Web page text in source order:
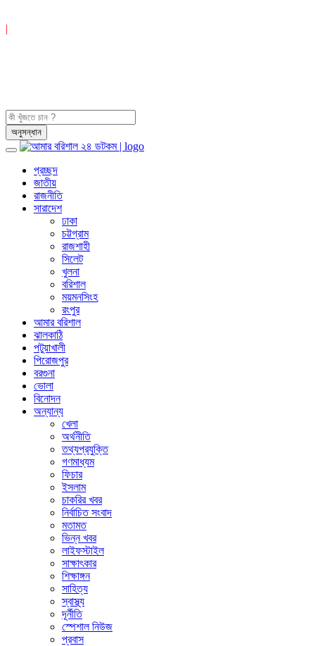
|
প্রচ্ছদ
জাতীয়
রাজনীতি
সারাদেশ
ঢাকা
চট্টগ্রাম
রাজশাহী
সিলেট
খুলনা
বরিশাল
ময়মনসিংহ
রংপুর
আমার বরিশাল
ঝালকাঠি
পটুয়াখালী
পিরোজপুর
বরগুনা
ভোলা
বিনোদন
অন্যান্য
খেলা
অর্থনীতি
তথ্যপ্রযুক্তি
গণমাধ্যম
ফিচার
ইসলাম
চাকরির খবর
নির্বাচিত সংবাদ
মতামত
ভিন্ন খবর
লাইফস্টাইল
সাক্ষাৎকার
শিক্ষাঙ্গন
সাহিত্য
স্বাস্থ্য
দূর্নীতি
স্পেশাল নিউজ
প্রবাস